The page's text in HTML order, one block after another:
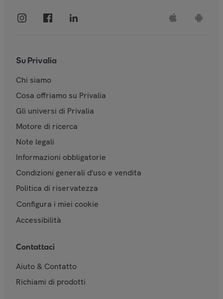
Su Privalia
Chi siamo
Cosa offriamo su Privalia
Gli universi di Privalia
Motore di ricerca
Note legali
Informazioni obbligatorie
Condizioni generali d'uso e vendita
Politica di riservatezza
Configura i miei cookie
Accessibilità
Contattaci
Aiuto & Contatto
Richiami di prodotti